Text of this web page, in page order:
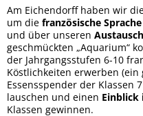
Am Eichendorff haben wir
um die französische
und über unseren Austausch
geschmückten „Aquarium“
der Jahrgangsstufen 6-10
Köstlichkeiten erwerben
Essensspender der Klassen
lauschen und einen
Klassen gewinnen.